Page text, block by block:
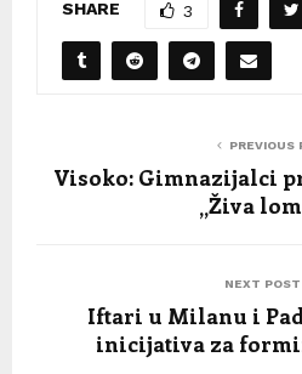
SHARE 3
PREVIOUS
Visoko: Gimnazijalci
„Živa
NEXT POST
Iftari u Milanu i
inicijativa za